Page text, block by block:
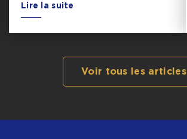
Lire la suite
Voir tous les articles